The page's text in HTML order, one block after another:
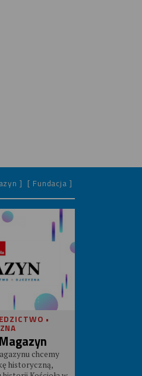
] [ Fundacja ]
•
chcemy
historyczną,